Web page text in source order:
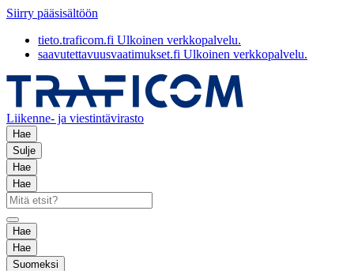
Siirry pääsisältöön
tieto.traficom.fi Ulkoinen verkkopalvelu.
saavutettavuusvaatimukset.fi Ulkoinen verkkopalvelu.
Liikenne- ja viestintävirasto
Hae
Sulje
Hae
Hae
Hae
Hae
Suomeksi